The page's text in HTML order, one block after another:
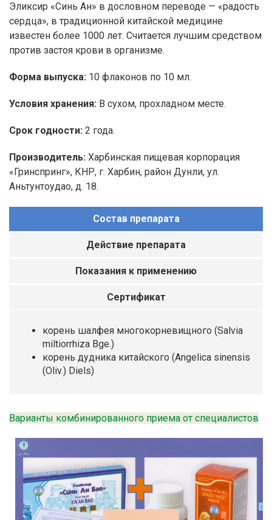
Эликсир «Синь Ан» в дословном переводе — «радость
сердца», в традиционной китайской медицине
известен более 1000 лет. Считается лучшим средством
против застоя крови в организме.
Форма выпуска: 10 флаконов по 10 мл.
Условия хранения: В сухом, прохладном месте.
Срок годности: 2 года.
Производитель: Харбинская пищевая корпорация
«Гринспринг», КНР, г. Харбин, район Дунли, ул.
Аньтунтоудао, д. 18.
Состав препарата
Действие препарата
Показания к применению
Сертификат
корень шалфея многокорневищного (Salvia
miltiorrhiza Bge.)
корень дудника китайского (Angelica sinensis
(Oliv.) Diels)
Варианты комбинированного приема от специалистов